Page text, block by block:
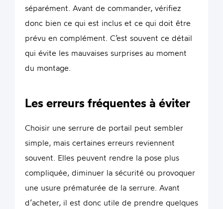
séparément. Avant de commander, vérifiez
donc bien ce qui est inclus et ce qui doit être
prévu en complément. C’est souvent ce détail
qui évite les mauvaises surprises au moment
du montage.
Les erreurs fréquentes à éviter
Choisir une serrure de portail peut sembler
simple, mais certaines erreurs reviennent
souvent. Elles peuvent rendre la pose plus
compliquée, diminuer la sécurité ou provoquer
une usure prématurée de la serrure. Avant
d’acheter, il est donc utile de prendre quelques